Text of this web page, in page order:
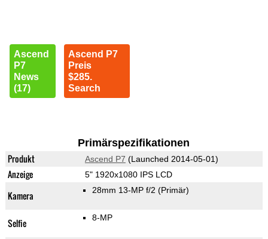
Ascend
P7
News
(17)
Ascend P7
Preis
$285.
Search
Primärspezifikationen
Produkt Ascend P7 (Launched 2014-05-01)
Anzeige 5" 1920x1080 IPS LCD
Kamera 28mm 13-MP f/2 (Primär)
Selfie 8-MP